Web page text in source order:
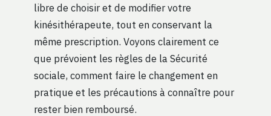
libre de choisir et de modifier votre
kinésithérapeute, tout en conservant la
même prescription. Voyons clairement ce
que prévoient les règles de la Sécurité
sociale, comment faire le changement en
pratique et les précautions à connaître pour
rester bien remboursé.